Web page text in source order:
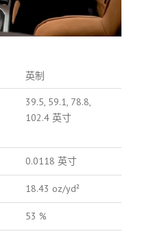
英制
39.5, 59.1, 78.8,
102.4 英寸
0.0118 英寸
18.43 oz/yd²
53 %